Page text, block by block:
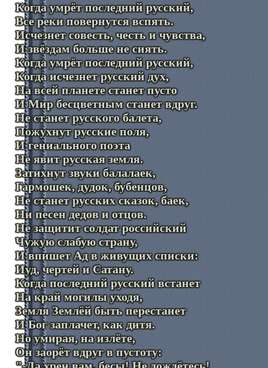
Когда умрёт последний русский,
Все реки повернутся вспять.
Исчезнет совесть, честь и чувства,
И звёздам больше не сиять.
Когда умрёт последний русский,
Когда исчезнет русский дух,
На всей планете станет пусто
И Мир бесцветным станет вдруг.
Не станет русского балета,
Пожухнут русские поля,
И гениального поэта
Не явит русская земля.
Затихнут звуки балалаек,
Гармошек, дудок, бубенцов,
Не станет русских сказок, баек,
Ни песен дедов и отцов.
Не защитит солдат российский
Чужую слабую страну,
И впишет Ад в живущих списки:
Иуд, чертей и Сатану.
Когда последний русский встанет
На край могилы уходя,
Земля Землёй быть перестанет
И Бог заплачет, как дитя.
Но умирая, на излёте,
Он заорёт вдруг в пустоту: